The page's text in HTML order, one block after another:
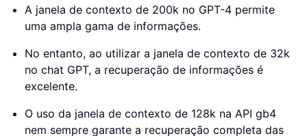
A janela de contexto de 200k no GPT-4 permite
uma ampla gama de informações.
No entanto, ao utilizar a janela de contexto de 32k
no chat GPT, a recuperação de informações é
excelente.
O uso da janela de contexto de 128k na API gb4
nem sempre garante a recuperação completa das